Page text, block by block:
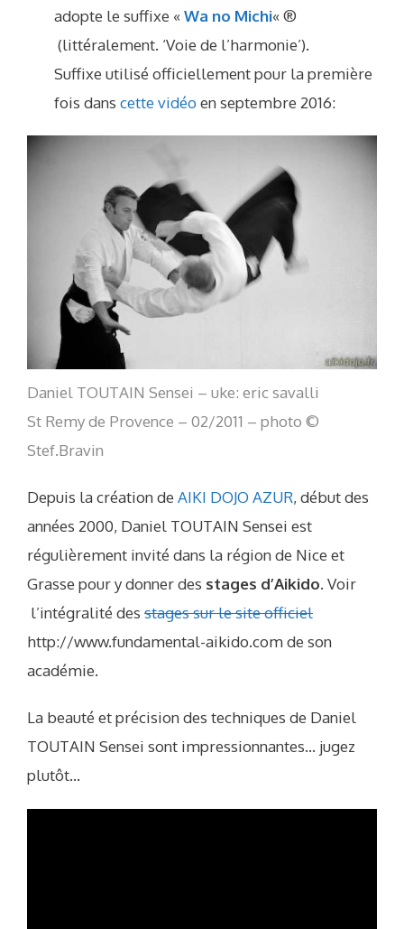
adopte le suffixe «Wa no Michi« ®
(littéralement. ‘Voie de l’harmonie’).
Suffixe utilisé officiellement pour la première
fois dans cette vidéoen septembre 2016:
Daniel TOUTAIN Sensei – uke: eric savalli
St Remy de Provence – 02/2011 – photo ©
Stef.Bravin
Depuis la création de AIKI DOJO AZUR, début des
années 2000, Daniel TOUTAIN Sensei est
régulièrement invité dans la région de Nice et
Grasse pour y donner des stages d’Aikido. Voir
l’intégralité des stages sur le site officiel
http://www.fundamental-aikido.com de son
académie.
La beauté et précision des techniques de Daniel
TOUTAIN Sensei sont impressionnantes… jugez
plutôt…